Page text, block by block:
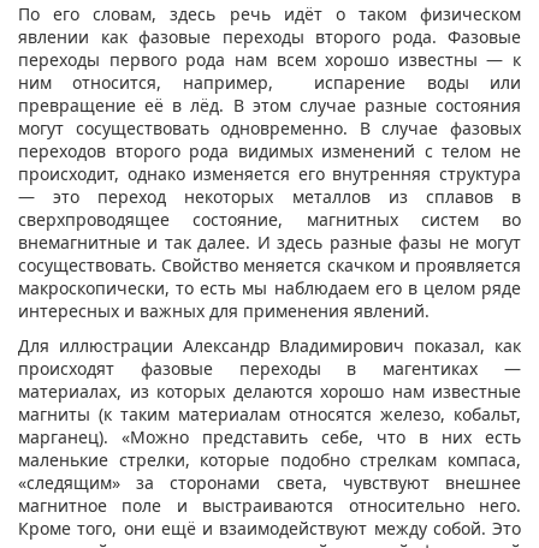
По его словам, здесь речь идёт о таком физическом
явлении как фазовые переходы второго рода. Фазовые
переходы первого рода нам всем хорошо известны — к
ним относится, например, испарение воды или
превращение её в лёд. В этом случае разные состояния
могут сосуществовать одновременно. В случае фазовых
переходов второго рода видимых изменений с телом не
происходит, однако изменяется его внутренняя структура
— это переход некоторых металлов из сплавов в
сверхпроводящее состояние, магнитных систем во
внемагнитные и так далее. И здесь разные фазы не могут
сосуществовать. Свойство меняется скачком и проявляется
макроскопически, то есть мы наблюдаем его в целом ряде
интересных и важных для применения явлений.
Для иллюстрации Александр Владимирович показал, как
происходят фазовые переходы в магентиках —
материалах, из которых делаются хорошо нам известные
магниты (к таким материалам относятся железо, кобальт,
марганец). «Можно представить себе, что в них есть
маленькие стрелки, которые подобно стрелкам компаса,
«следящим» за сторонами света, чувствуют внешнее
магнитное поле и выстраиваются относительно него.
Кроме того, они ещё и взаимодействуют между собой. Это